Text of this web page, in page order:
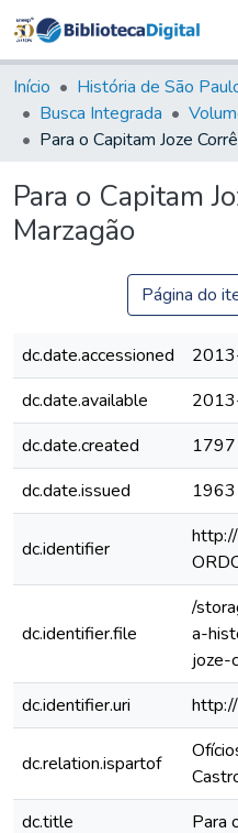
&
Início História de São
Busca Integrada
Para o Capitam
Marzagão
Página do
dc.date.accessioned
dc.date.available
dc.date.created
1797
dc.date.issued
1963
dc.identifier
dc.identifier.file
/
a-
joze-
dc.identifier.uri
dc.relation.ispartof
dc.title
Para